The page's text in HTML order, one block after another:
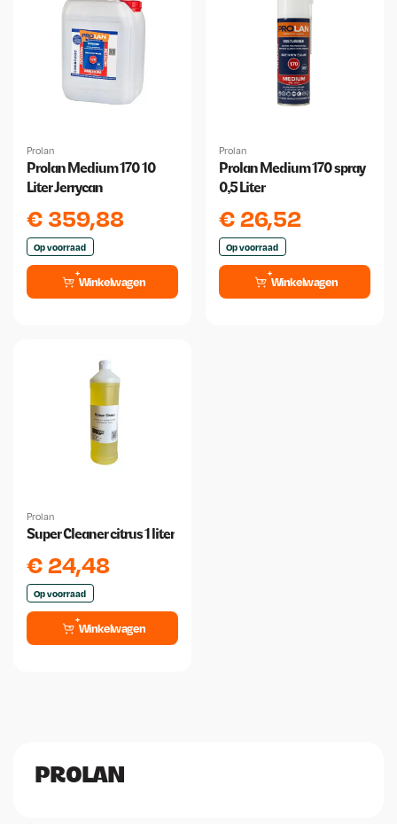
Prolan
Prolan Medium 170 10
Liter Jerrycan
€ 359,88
Op voorraad
Winkelwagen
Prolan
Prolan Medium 170 spray
0,5 Liter
€26,52
Op voorraad
Winkelwagen
Prolan
Super Cleaner citrus 1 liter
€24,48
Op voorraad
Winkelwagen
PROLAN